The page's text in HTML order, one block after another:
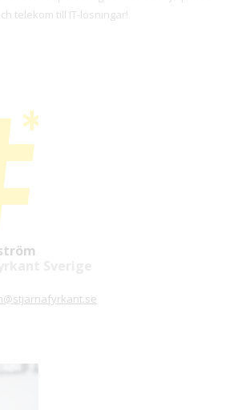
telekom till IT-lösningar!